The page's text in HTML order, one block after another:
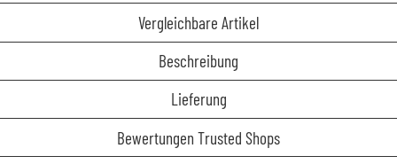
Vergleichbare Artikel
Beschreibung
Lieferung
Bewertungen Trusted Shops